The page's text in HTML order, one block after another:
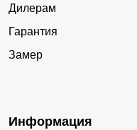
Дилерам
Гарантия
Замер
Информация